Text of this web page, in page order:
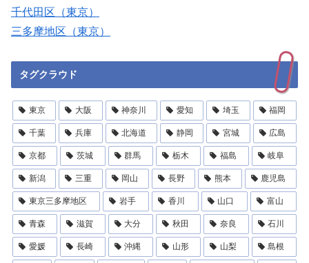
千代田区（東京）
三多摩地区（東京）
タグクラウド
東京 大阪 神奈川 愛知 埼玉 福岡
千葉 兵庫 北海道 静岡 宮城 広島
京都 茨城 群馬 栃木 福島 岐阜
新潟 三重 岡山 長野 熊本 鹿児島
東京三多摩地区 岩手 香川 山口 富山
青森 滋賀 大分 秋田 奈良 石川
愛媛 長崎 沖縄 山形 山梨 島根